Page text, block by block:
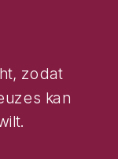
zodat
kan